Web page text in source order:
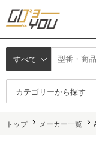
すべて
カテゴリーから探す
トップ メーカー一覧